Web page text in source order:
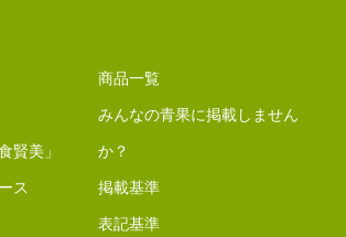
賢美」
ス
商品一覧
みんなの青果に掲載しません
か？
掲載基準
表記基準